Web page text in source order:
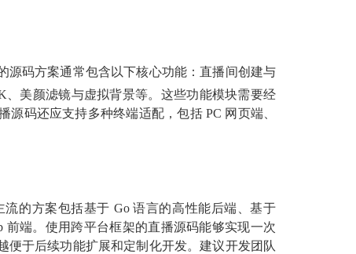
源码方案通常包含以下核心功能：直播间创建与
、美颜滤镜与虚拟背景等。这些功能模块需要经
码还应支持多种终端适配，包括 PC 网页端、
流的方案包括基于 Go 语言的高性能后端、基于
前端。使用跨平台框架的直播源码能够实现一次
于后续功能扩展和定制化开发。建议开发团队